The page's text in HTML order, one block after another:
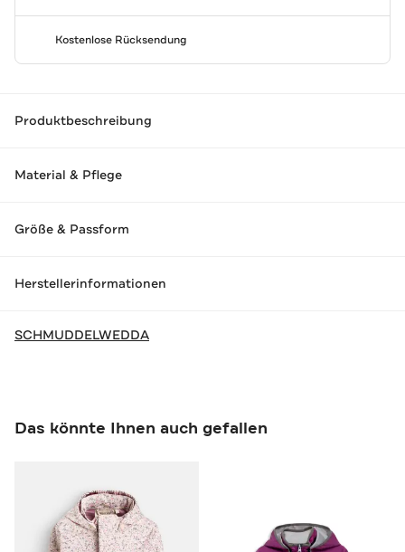
Kostenlose Rücksendung
Produktbeschreibung
Material & Pflege
Größe & Passform
Herstellerinformationen
SCHMUDDELWEDDA
Das könnte Ihnen auch gefallen